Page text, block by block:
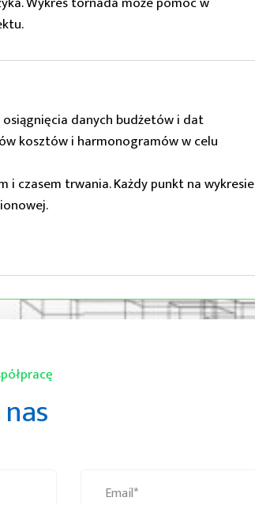
danych budżetów i dat
kosztów i harmonogramów w celu
czasem trwania. Każdy punkt na wykresie